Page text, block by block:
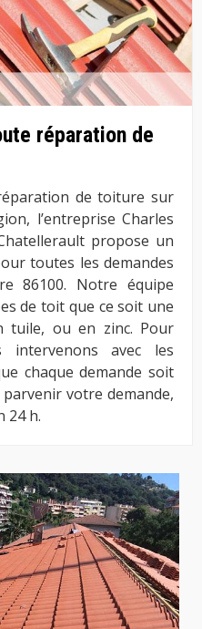
réparation de
de toiture sur
l’entreprise Charles
propose un
toutes les demandes
86100. Notre équipe
de toit que ce soit une
tuile, ou en zinc. Pour
intervenons avec les
chaque demande soit
votre demande,
24 h.